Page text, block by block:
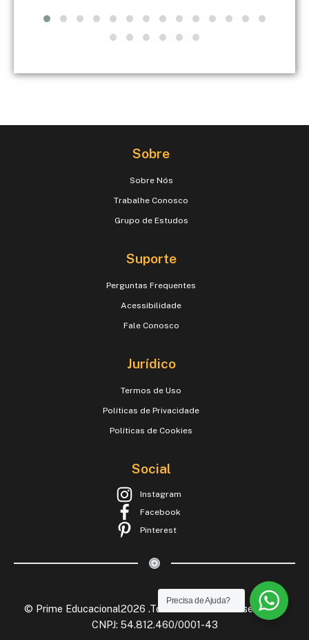
Sobre
Sobre Nós
Trabalhe Conosco
Grupo de Estudos
Suporte
Perguntas Frequentes
Acessibilidade
Fale Conosco
Jurídico
Termos de Uso
Políticas de Privacidade
Políticas de Cookies
Social
Instagram
Facebook
Pinterest
© Prime Educacional2026 .Todos os Direitos Reservados.
CNPJ: 54.812.460/0001-43
Precisa de Ajuda?